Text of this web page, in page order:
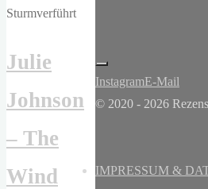
Julie
Johnson
– The
Wind
InstagramE-Mail
© 2020 - 2026
IMPRESSUM &